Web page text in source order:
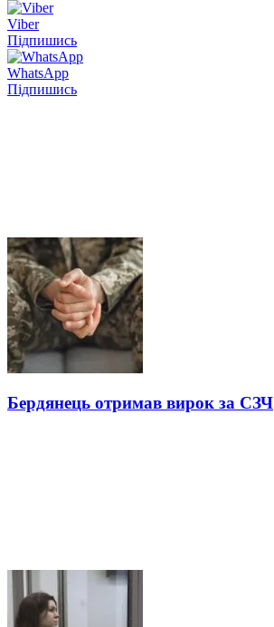
Viber
Підпишись
WhatsApp
Підпишись
Бердянець отримав вирок за СЗЧ